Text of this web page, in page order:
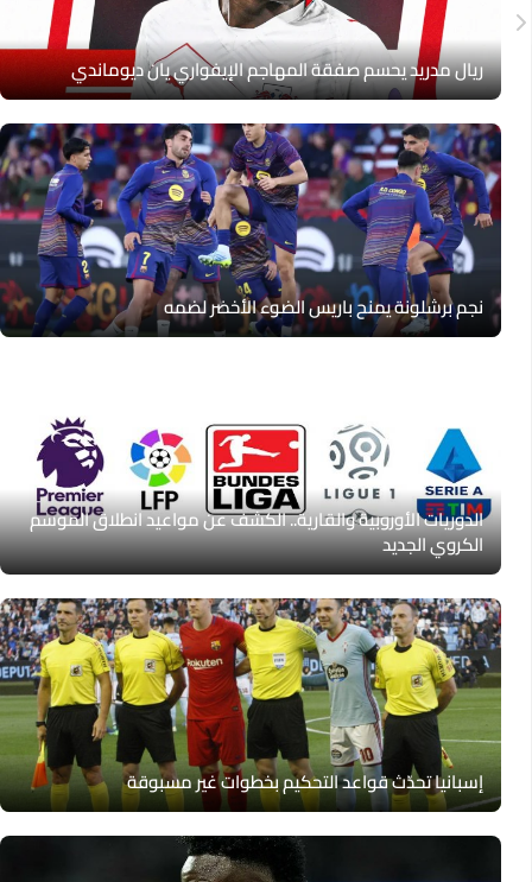
ريال مدريد يحسم صفقة المهاجم الإيفواري يان ديوماندي
نجم برشلونة يمنح باريس الضوء الأخضر لضمه
الدوريات الأوروبية والقارية.. الكشف عن مواعيد انطلاق الموسم
الكروي الجديد
إسبانيا تحدّث قواعد التحكيم بخطوات غير مسبوقة